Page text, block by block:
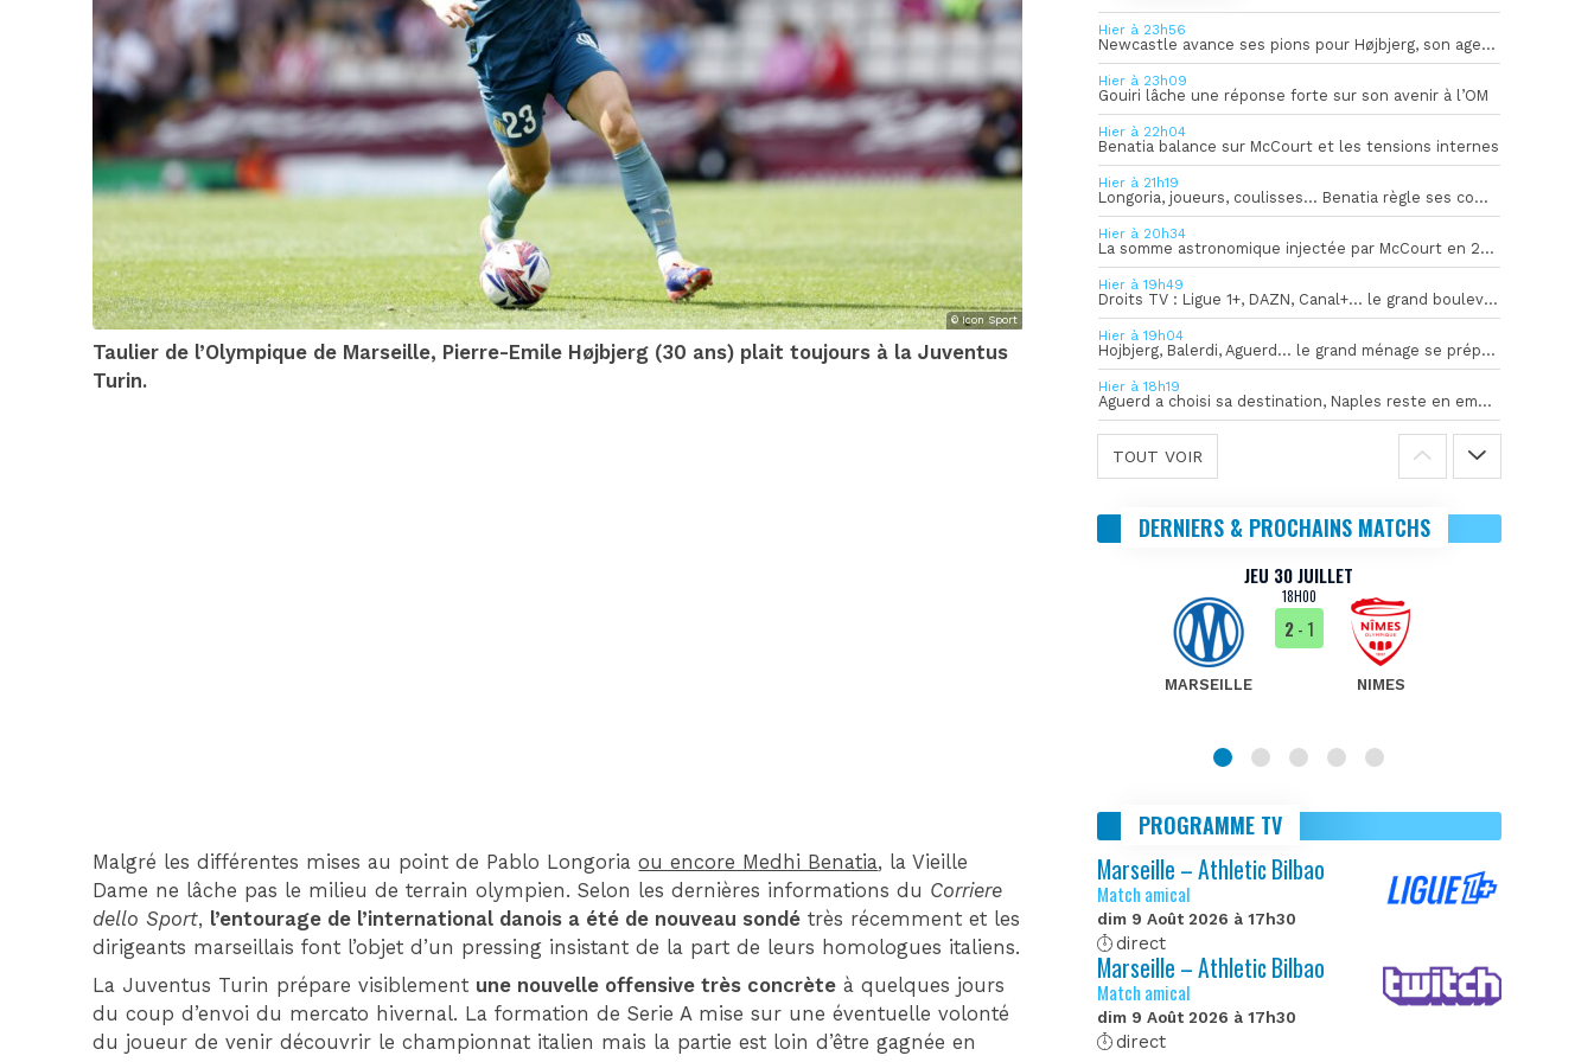
© Icon Sport
Taulier de l’Olympique de Marseille, Pierre-Emile Højbjerg (30 ans) plait toujours à la Juventus
Turin.
Malgré les différentes mises au point de Pablo Longoriaou encore Medhi Benatia, la Vieille
Dame ne lâche pas le milieu de terrain olympien. Selon les dernières informations du Corriere
dello Sport, l’entourage de l’international danois a été de nouveau sondé très récemment et les
dirigeants marseillais font l’objet d’un pressing insistant de la part de leurs homologues italiens.
La Juventus Turin prépare visiblement une nouvelle offensive très concrète à quelques jours
du coup d’envoi du mercato hivernal. La formation de Serie A mise sur une éventuelle volonté
du joueur de venir découvrir le championnat italien mais la partie est loin d’être gagnée en
Hier à 23h56
Newcastle avance ses pions pour Højbjerg, son agent sort du silence
Hier à 23h09
Gouiri lâche une réponse forte sur son avenir à l’OM
Hier à 22h04
Benatia balance sur McCourt et les tensions internes
Hier à 21h19
Longoria, joueurs, coulisses… Benatia règle ses comptes !
Hier à 20h34
La somme astronomique injectée par McCourt en 2026 pour soutenir l’OM
Hier à 19h49
Droits TV : Ligue 1+, DAZN, Canal+… le grand bouleversement
Hier à 19h04
Hojbjerg, Balerdi, Aguerd… le grand ménage se prépare
Hier à 18h19
Aguerd a choisi sa destination, Naples reste en embuscade
TOUT VOIR
DERNIERS & PROCHAINS MATCHS
JEU 30 JUILLET
18H00
MARSEILLE
2- 1
NIMES
PROGRAMME TV
Marseille – Athletic Bilbao
Match amical
dim 9 Août 2026 à 17h30
direct
Marseille – Athletic Bilbao
Match amical
dim 9 Août 2026 à 17h30
direct